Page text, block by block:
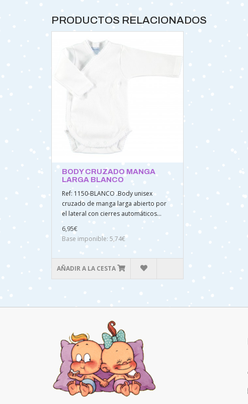
PRODUCTOS RELACIONADOS
BODY CRUZADO MANGA
LARGA BLANCO
Ref: 1150-BLANCO .Body unisex
cruzado de manga larga abierto por
el lateral con cierres automáticos...
6,95€
Base imponible: 5,74€
AÑADIR A LA CESTA